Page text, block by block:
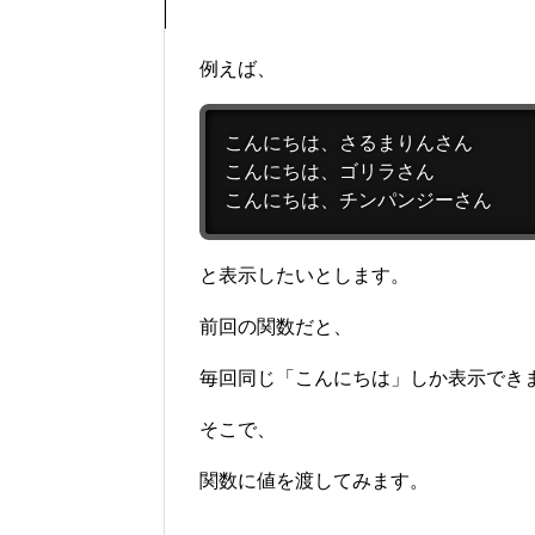
例えば、
こんにちは、さるまりんさん
こんにちは、ゴリラさん
こんにちは、チンパンジーさん
と表示したいとします。
前回の関数だと、
毎回同じ「こんにちは」しか表示でき
そこで、
関数に値を渡してみます。